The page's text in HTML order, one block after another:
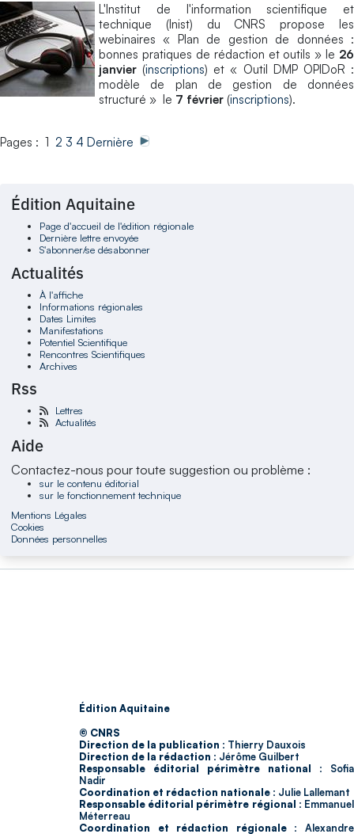
L'Institut de l'information scientifique et
technique (Inist) du CNRS propose les
webinaires « Plan de gestion de données :
bonnes pratiques de rédaction et outils » le 26
janvier (inscriptions) et « Outil DMP OPIDoR :
modèle de plan de gestion de données
structuré » le 7 février (inscriptions).
Pages : 1 2 3 4 Dernière
Édition Aquitaine
Page d'accueil de l'édition régionale
Dernière lettre envoyée
S'abonner/se désabonner
Actualités
À l'affiche
Informations régionales
Dates Limites
Manifestations
Potentiel Scientifique
Rencontres Scientifiques
Archives
Rss
Lettres
Actualités
Aide
Contactez-nous pour toute suggestion ou problème :
sur le contenu éditorial
sur le fonctionnement technique
Mentions Légales
Cookies
Données personnelles
Édition Aquitaine
© CNRS
Direction de la publication : Thierry Dauxois
Direction de la rédaction : Jérôme Guilbert
Responsable éditorial périmètre national : Sofia
Nadir
Coordination et rédaction nationale : Julie Lallemant
Responsable éditorial périmètre régional : Emmanuel
Méterreau
Coordination et rédaction régionale : Alexandre